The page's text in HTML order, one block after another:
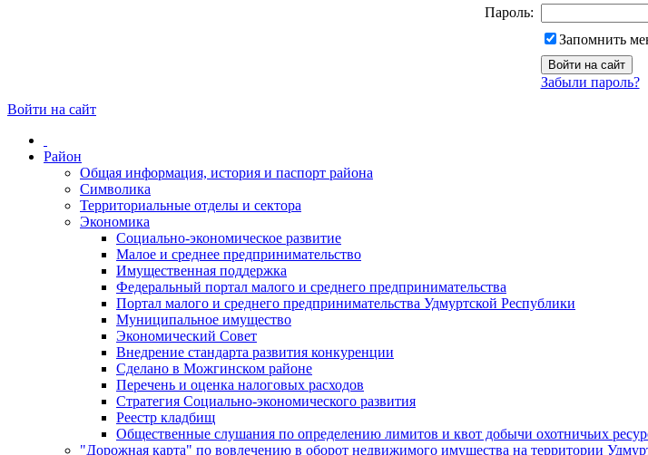
Пароль:
Запомнить
Забыли пароль?
Войти на сайт
Район
Общая информация, история и паспорт района
Символика
Территориальные отделы и сектора
Экономика
Социально-экономическое развитие
Малое и среднее предпринимательство
Имущественная поддержка
Федеральный портал малого и среднего предпринимательства
Портал малого и среднего предпринимательства Удмуртской Республики
Муниципальное имущество
Экономический Совет
Внедрение стандарта развития конкуренции
Сделано в Можгинском районе
Перечень и оценка налоговых расходов
Стратегия Социально-экономического развития
Реестр кладбищ
Общественные слушания по определению лимитов и квот добычи охотничьих
"Дорожная карта" по вовлечению в оборот недвижимого имущества на территории